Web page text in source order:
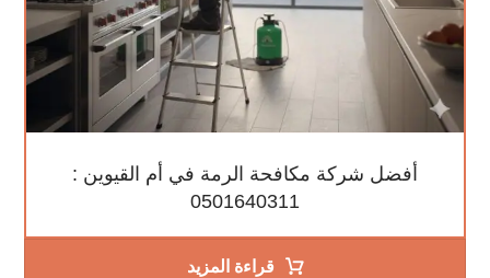
أفضل شركة مكافحة الرمة في أم القيوين :
0501640311
قراءة المزيد